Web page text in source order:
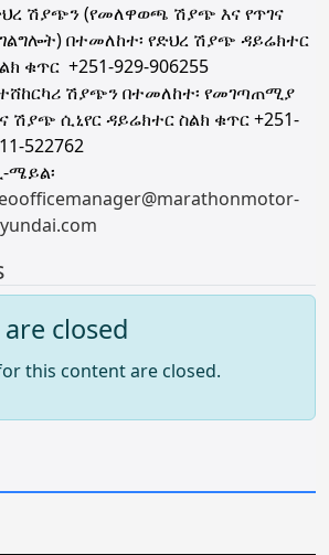
ሽያጭን (የመለዋወጫ ሽያጭ እና የጥገና
በተመለከተ፡ የድህረ ሽያጭ ዳይሬክተር
ቁጥር +251-929-906255
ሽያጭን በተመለከተ፡ የመገጣጠሚያ
ሽያጭ ሲኒየር ዳይሬክተር ስልክ ቁጥር +251-
522762
ሜይል፡
closed
this content are closed.